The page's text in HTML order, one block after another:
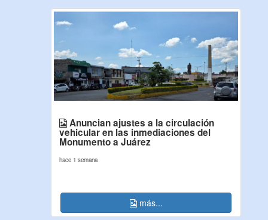
Anuncian ajustes a la circulación
vehicular en las inmediaciones del
Monumento a Juárez
hace 1 semana
más...